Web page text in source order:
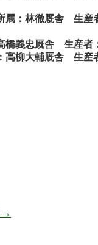
：林徹厩舎 生産
義忠厩舎 生産者
柳大輔厩舎 生産
→